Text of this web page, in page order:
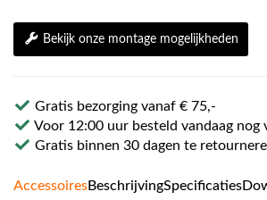
Bekijk onze montage mogelijkheden
Gratis bezorging vanaf € 75,-
Voor 12:00 uur besteld vandaag nog
Gratis binnen 30 dagen te
AccessoiresBeschrijvingSpecificaties